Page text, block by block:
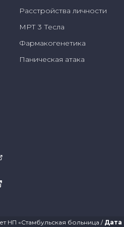
иметь место.
ахиллова
сухожилия. Но
сгибание лодыжки
веса на растянутое
Расстройства личности
МРТ 3 Тесла
Фармакогенетика
Паническая атака
НП «Стамбульская больница / Дата